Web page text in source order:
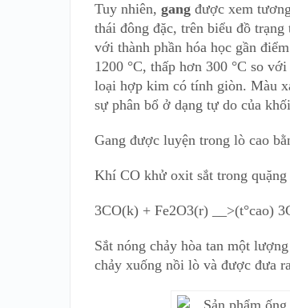
Tuy nhiên, gang được xem
thái đông đặc, trên biểu đồ
với thành phần hóa học gần
1200 °C, thấp hơn 300 °C so
loại hợp kim có tính giòn. Màu
sự phân bổ ở dạng tự do của
Gang được luyện trong lò cao
Khí CO khử oxit sắt trong quặng
3CO(k) + Fe2O3(r) __>(t°cao)
Sắt nóng chảy hòa tan một
chảy xuống nồi lò và được đưa